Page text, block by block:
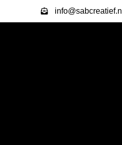
info@sabcreatief.nl